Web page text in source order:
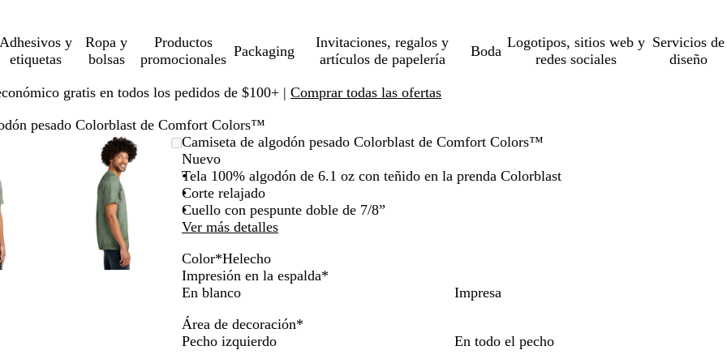
Adhesivos y
etiquetas
Ropa y
bolsas
Productos
promocionales
Packaging
Invitaciones, regalos y
artículos de papelería
Boda
Logotipos, sitios web y
redes sociales
Servicios de
diseño
gratis en todos los pedidos de $100+ | Comprar todas las ofertas
pesado Colorblast de Comfort Colors™
Imagen
ampliable
con
zoom
Ampliado
al
mínimo
Haga
clic
para
expandir
Use
la
tecla
de
más
(+)
y
menos
Camiseta de algodón pesado Colorblast de Comfort Colors™
Nuevo
Tela 100% algodón de 6.1 oz con teñido en la prenda Colorblast
Corte relajado
Cuello con pespunte doble de 7/8”
Ver más detalles
Color*Helecho
H
u
o
C
u
r
z
H
e
e
c
A
r
i
l
A
m
t
i
O
c
a
n
Impresión en la espalda*
En blanco
Impresa
Área de decoración*
Pecho izquierdo
En todo el pecho